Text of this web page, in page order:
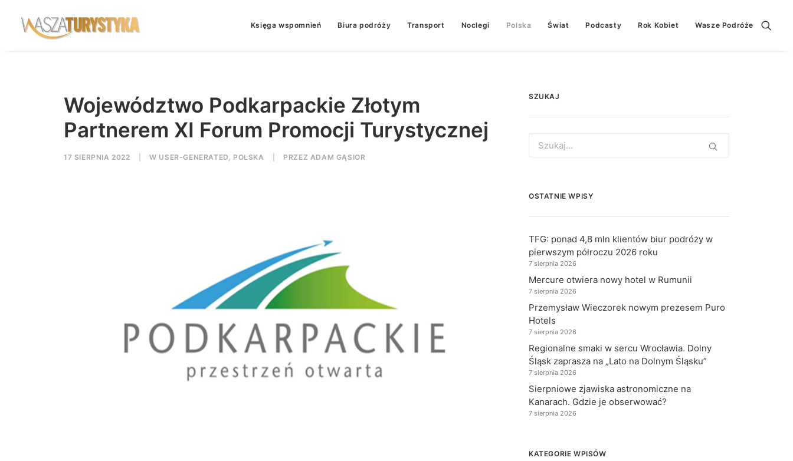
Księga wspomnień Biura podróży Transport Noclegi Polska Świat Podcasty Rok Kobiet Wasze Podróże
Województwo Podkarpackie Złotym
Partnerem XI Forum Promocji Turystycznej
17 SIERPNIA 2022 W USER-GENERATED, POLSKA PRZEZ ADAM GĄSIOR
SZUKAJ
for:
OSTATNIE WPISY
TFG: ponad 4,8 mln klientów biur podróży w
pierwszym półroczu 2026 roku
7 sierpnia 2026
Mercure otwiera nowy hotel w Rumunii
7 sierpnia 2026
Przemysław Wieczorek nowym prezesem Puro
Hotels
7 sierpnia 2026
Regionalne smaki w sercu Wrocławia. Dolny
Śląsk zaprasza na „Lato na Dolnym Śląsku”
7 sierpnia 2026
Sierpniowe zjawiska astronomiczne na
Kanarach. Gdzie je obserwować?
7 sierpnia 2026
KATEGORIE WPISÓW